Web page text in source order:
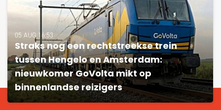
05 AUG 16:53
Straks nog een rechtstreekse trein
tussen Hengelo en Amsterdam:
nieuwkomer GoVolta mikt op
binnenlandse reizigers